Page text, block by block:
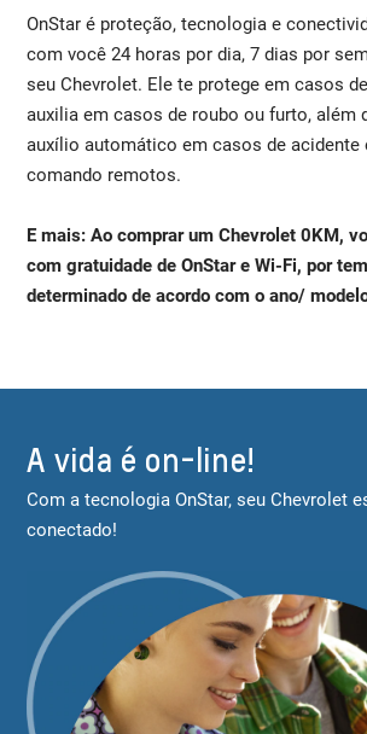
OnStar é proteção, tecnologia e
com você 24 horas por dia, 7 dias por
seu Chevrolet. Ele te protege em casos
auxilia em casos de roubo ou furto, além
auxílio automático em casos de acidente
comando remotos.
E mais: Ao comprar um Chevrolet 0KM,
com gratuidade de OnStar e Wi-Fi, por
determinado de acordo com o ano/
A vida é on-line!
Com a tecnologia OnStar, seu Chevrolet
conectado!